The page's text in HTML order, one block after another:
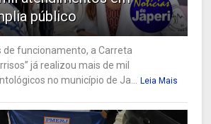
público
de funcionamento, a Carreta
já realizou mais de mil
no município de Ja...
Leia Mais